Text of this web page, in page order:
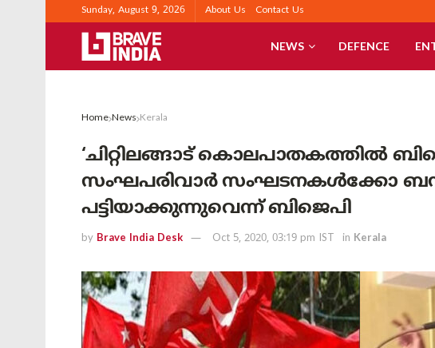
Sunday, August 9, 2026 About Us Contact Us
NEWS DEFENCE
Home News Kerala
‘ചിറ്റിലങ്ങാട് കൊലപാതകത്തിൽ
സംഘപരിവാർ സംഘടനകൾക്കോ
പട്ടിയാക്കുന്നുവെന്ന് ബിജെപി
by Brave India Desk Oct 5, 2020, 03:19 pm IST in Kerala